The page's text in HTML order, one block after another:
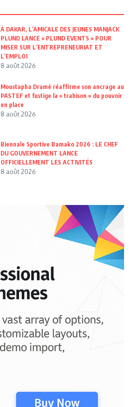
À DAKAR, L’AMICALE DES JEUNES MANJACK
PLUND LANCE « PLUND EVENTS » POUR
MISER SUR L’ENTREPRENEURIAT ET
L’EMPLOI
8 août 2026
Moustapha Dramé réaffirme son ancrage au
PASTEF et fustige la « trahison » du pouvoir
en place
8 août 2026
Biennale Sportive Bamako 2026 : LE CHEF
DU GOUVERNEMENT LANCE
OFFICIELLEMENT LES ACTIVITÉS
8 août 2026